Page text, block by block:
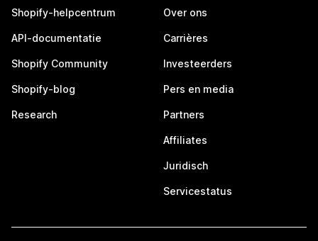
Shopify-helpcentrum
API-documentatie
Shopify Community
Shopify-blog
Research
Over ons
Carrières
Investeerders
Pers en media
Partners
Affiliates
Juridisch
Servicestatus